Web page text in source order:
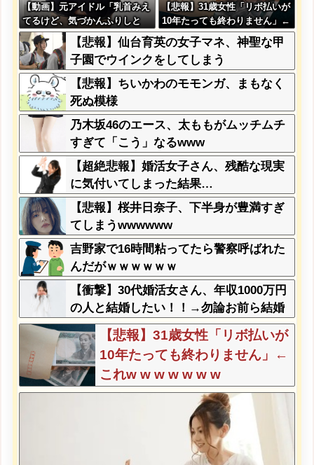
【動画】元アイドル「乳首みえ
てるけど、気づかんふりしと
こ」
【悲報】31歳女性「リボ払いが
10年たっても終わりません」←
これw w w w w w w
【悲報】仙台育英の女子マネ、神聖な甲
子園でウインクをしてしまう
【悲報】ちいかわのモモンガ、まもなく
死ぬ模様
乃木坂46のエース、太ももがムッチムチ
すぎて「こう」なるwww
【超絶悲報】婚活女子さん、残酷な現実
に気付いてしまった結果…
【悲報】桜井日奈子、下半身が豊満すぎ
てしまうwwwwww
吉野家で16時間粘ってたら警察呼ばれた
んだがｗｗｗｗｗｗ
【衝撃】30代婚活女さん、年収1000万円
の人と結婚したい！！→勿論お前ら結婚
してあげるよな？？？？？？？
【悲報】31歳女性「リボ払いが
10年たっても終わりません」←
これw w w w w w w